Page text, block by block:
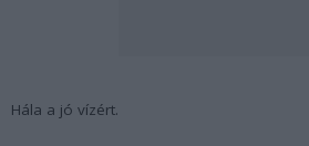
Hála a jó vízért.